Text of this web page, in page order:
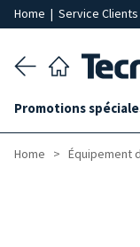
Home | Service Clients
Promotions
Home Équipement